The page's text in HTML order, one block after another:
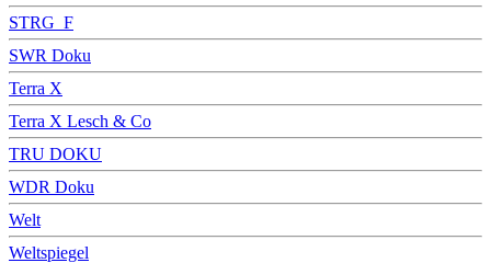
STRG_F
SWR Doku
Terra X
Terra X Lesch & Co
TRU DOKU
WDR Doku
Welt
Weltspiegel